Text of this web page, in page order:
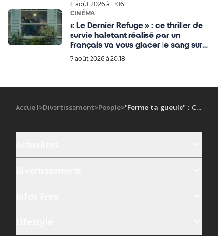
8 août 2026 à 11:06
CINÉMA
« Le Dernier Refuge » : ce thriller de
survie haletant réalisé par un
Français va vous glacer le sang sur
Netflix
7 août 2026 à 20:18
Accueil>Divertissement>People> "Ferme ta gueule" : Cyril Hanouna recadre sèchement Matthieu Delormeau